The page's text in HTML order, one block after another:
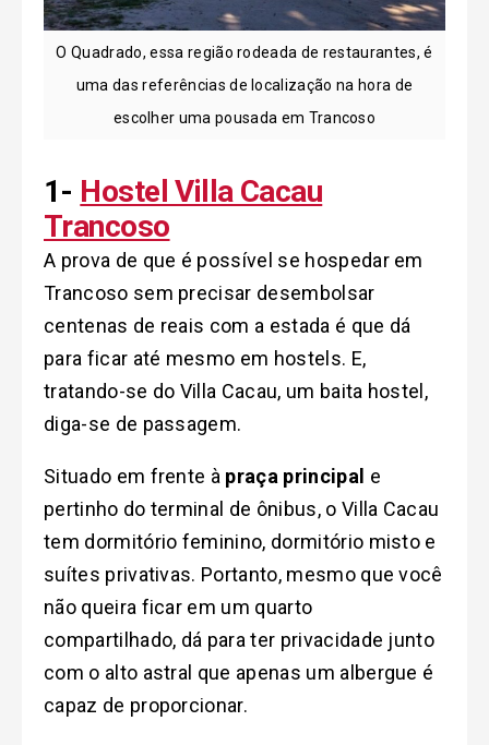
O Quadrado, essa região rodeada de restaurantes, é
uma das referências de localização na hora de
escolher uma pousada em Trancoso
1- Hostel Villa Cacau
Trancoso
A prova de que é possível se hospedar em
Trancoso sem precisar desembolsar
centenas de reais com a estada é que dá
para ficar até mesmo em hostels. E,
tratando-se do Villa Cacau, um baita hostel,
diga-se de passagem.
Situado em frente à praça principal e
pertinho do terminal de ônibus, o Villa Cacau
tem dormitório feminino, dormitório misto e
suítes privativas. Portanto, mesmo que você
não queira ficar em um quarto
compartilhado, dá para ter privacidade junto
com o alto astral que apenas um albergue é
capaz de proporcionar.